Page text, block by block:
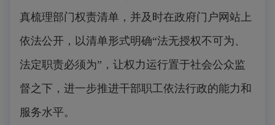
真梳理部门权责清单，并及时在政府门户网站上
依法公开，以清单形式明确“法无授权不可为、
法定职责必须为”，让权力运行置于社会公众监
督之下，进一步推进干部职工依法行政的能力和
服务水平。